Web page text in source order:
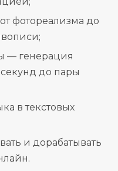
фотореализма до
— генерация
до пары
в текстовых
и дорабатывать